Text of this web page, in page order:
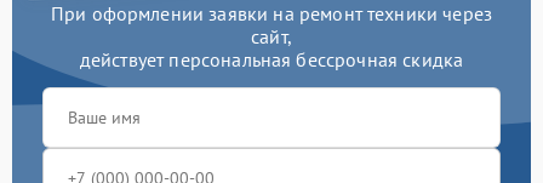
При оформлении заявки на ремонт техники через
сайт,
действует персональная бессрочная скидка